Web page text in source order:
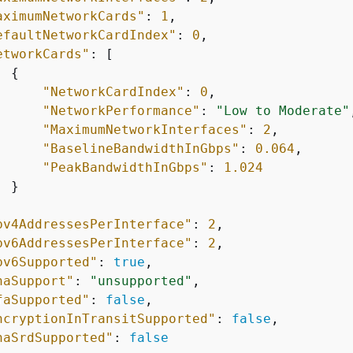
: 1 ,
: 0 ,
: [
{
"NetworkCardIndex" : 0 ,
"NetworkPerformance" : "Low to Moderate"
"MaximumNetworkInterfaces" : 2 ,
"BaselineBandwidthInGbps" : 0.064 ,
"PeakBandwidthInGbps" :
1.024
}
: 2 ,
: 2 ,
: true ,
: "unsupported" ,
: false ,
: false ,
: false